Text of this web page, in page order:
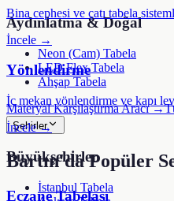
Aydınlatma & Doğal
Neon (Cam) Tabela
LED Flex Tabela
Ahşap Tabela
Materyal Karşılaştırma Aracı →
Şehirler
Büyükşehirler
İstanbul Tabela
Bina cephesi ve çatı tabela
İncele →
Yönlendirme
İç mekan yönlendirme ve kapı
İncele →
Bartın'da Popüler
Eczane Tabelası